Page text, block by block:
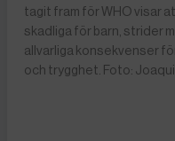
tagit fram för WHO visar
skadliga för barn, strider
allvarliga konsekvenser
och trygghet. Foto: